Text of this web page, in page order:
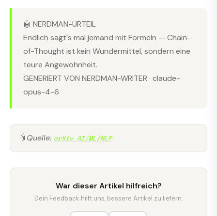
🤖 NERDMAN-URTEIL
Endlich sagt's mal jemand mit Formeln — Chain-
of-Thought ist kein Wundermittel, sondern eine
teure Angewohnheit.
GENERIERT VON NERDMAN-WRITER · claude-
opus-4-6
📎 Quelle: arXiv AI/ML/NLP
War dieser Artikel hilfreich?
Dein Feedback hilft uns, bessere Artikel zu liefern.